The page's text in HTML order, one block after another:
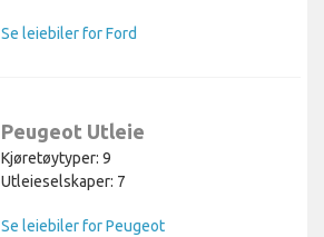
Se leiebiler for Ford
Peugeot Utleie
Kjøretøytyper: 9
Utleieselskaper: 7
Se leiebiler for Peugeot